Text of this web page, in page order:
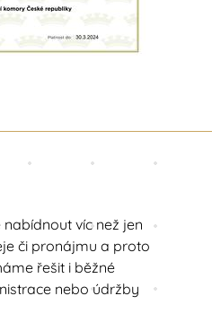
víc než jen
či pronájmu a proto
řešit i běžné
nebo údržby